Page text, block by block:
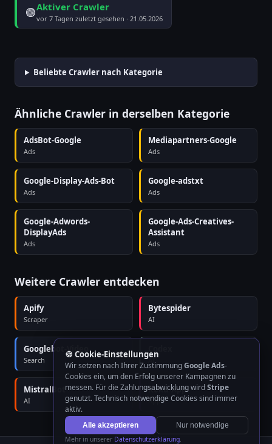
🟢Aktiver Crawler
vor 7 Tagen zuletzt gesehen · 21.05.2026
Beliebte Crawler nach Kategorie
Ähnliche Crawler in derselben Kategorie
AdsBot-Google
Ads
Mediapartners-Google
Ads
Google-Display-Ads-Bot
Ads
Google-adstxt
Ads
Google-Adwords-
DisplayAds
Ads
Google-Ads-Creatives-
Assistant
Ads
Weitere Crawler entdecken
Apify
Scraper
Bytespider
AI
Googlebot-Video
Search AI
MistralBot
AI
Roku-App
Apps
🍪 Cookie-Einstellungen
Wir setzen nach Ihrer ZustimmungGoogle Ads-
Cookies ein, um den Erfolg unserer Kampagnen zu
messen. Für die Zahlungsabwicklung wirdStripe
genutzt. Technisch notwendige Cookies sind immer
aktiv.
Alle akzeptieren
Nur notwendige
Mehr in unserer Datenschutzerklärung.